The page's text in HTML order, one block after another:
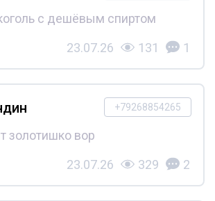
с дешёвым спиртом
23.07.26 131 1
+79268854265
золотишко вор
23.07.26 329 2